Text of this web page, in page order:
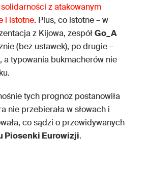
z atakowanym
i istotne. Plus, co istotne – w
z Kijowa, zespółGo_A
(bez ustawek), po drugie –
a typowania bukmacherów nie
tych prognoz postanowiła
nie przebierała w słowach i
co sądzi o przewidywanych
Piosenki Eurowizji.